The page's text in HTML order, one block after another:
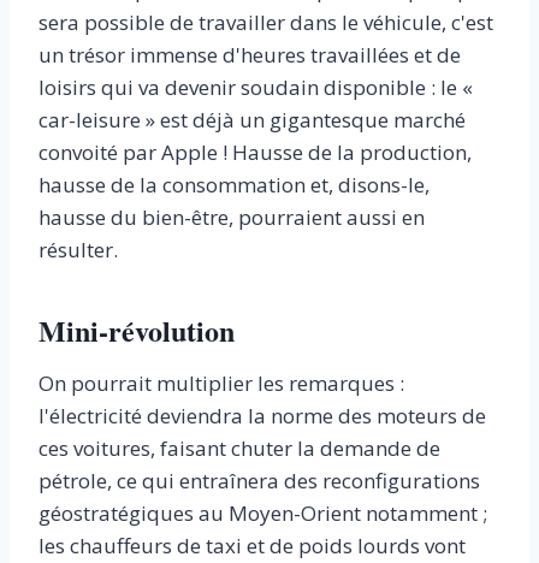
sera possible de travailler dans le véhicule, c'est
un trésor immense d'heures travaillées et de
loisirs qui va devenir soudain disponible : le «
car-leisure » est déjà un gigantesque marché
convoité par Apple ! Hausse de la production,
hausse de la consommation et, disons-le,
hausse du bien-être, pourraient aussi en
résulter.
Mini-révolution
On pourrait multiplier les remarques :
l'électricité deviendra la norme des moteurs de
ces voitures, faisant chuter la demande de
pétrole, ce qui entraînera des reconfigurations
géo­stratégiques au Moyen-Orient notamment ;
les chauffeurs de taxi et de poids lourds vont